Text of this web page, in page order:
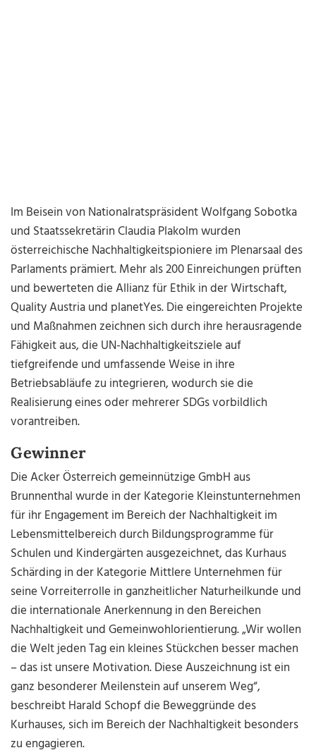
Im Beisein von Nationalratspräsident Wolfgang Sobotka
und Staatssekretärin Claudia Plakolm wurden
österreichische Nachhaltigkeitspioniere im Plenarsaal des
Parlaments prämiert. Mehr als 200 Einreichungen prüften
und bewerteten die Allianz für Ethik in der Wirtschaft,
Quality Austria und planetYes. Die eingereichten Projekte
und Maßnahmen zeichnen sich durch ihre herausragende
Fähigkeit aus, die UN-Nachhaltigkeitsziele auf
tiefgreifende und umfassende Weise in ihre
Betriebsabläufe zu integrieren, wodurch sie die
Realisierung eines oder mehrerer SDGs vorbildlich
vorantreiben.
Gewinner
Die Acker Österreich gemeinnützige GmbH aus
Brunnenthal wurde in der Kategorie Kleinstunternehmen
für ihr Engagement im Bereich der Nachhaltigkeit im
Lebensmittelbereich durch Bildungsprogramme für
Schulen und Kindergärten ausgezeichnet, das Kurhaus
Schärding in der Kategorie Mittlere Unternehmen für
seine Vorreiterrolle in ganzheitlicher Naturheilkunde und
die internationale Anerkennung in den Bereichen
Nachhaltigkeit und Gemeinwohlorientierung. „Wir wollen
die Welt jeden Tag ein kleines Stückchen besser machen
– das ist unsere Motivation. Diese Auszeichnung ist ein
ganz besonderer Meilenstein auf unserem Weg“,
beschreibt Harald Schopf die Beweggründe des
Kurhauses, sich im Bereich der Nachhaltigkeit besonders
zu engagieren.